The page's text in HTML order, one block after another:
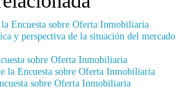
la Encuesta sobre Oferta Inmobiliaria
y perspectiva de la situación del mercado
sobre Oferta Inmobiliaria
la Encuesta sobre Oferta Inmobiliaria
sobre Oferta Inmobiliaria